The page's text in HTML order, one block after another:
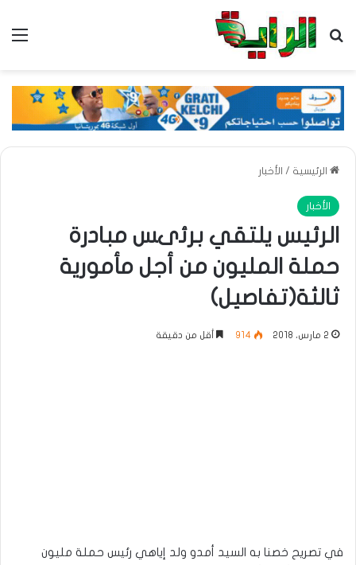
بحث عن
الرئيسية / الأخبار
الأخبار
الرئيس يلتقي برئىس مبادرة
حملة المليون من أجل مأمورية
ثالثة(تفاصيل)
2 مارس، 2018 914 أقل من دقيقة
في تصريح خصنا به السيد أمدو ولد إياهي رئيس حملة مليون